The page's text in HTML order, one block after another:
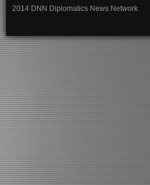
2014 DNN Diplomatics News Network